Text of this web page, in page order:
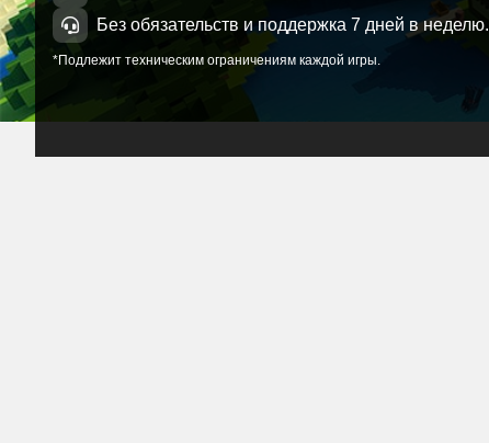
Без обязательств и поддержка 7 дней в неделю.
*Подлежит техническим ограничениям каждой игры.